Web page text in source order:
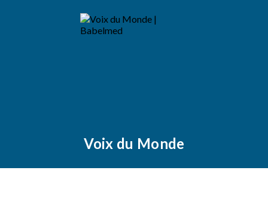
Voix du Monde